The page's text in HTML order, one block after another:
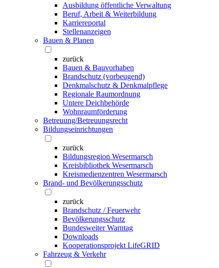
Ausbildung öffentliche Verwaltung
Beruf, Arbeit & Weiterbildung
Karriereportal
Stellenanzeigen
Bauen & Planen
zurück
Bauen & Bauvorhaben
Brandschutz (vorbeugend)
Denkmalschutz & Denkmalpflege
Regionale Raumordnung
Untere Deichbehörde
Wohnraumförderung
Betreuung/Betreuungsrecht
Bildungseinrichtungen
zurück
Bildungsregion Wesermarsch
Kreisbibliothek Wesermarsch
Kreismedienzentren Wesermarsch
Brand- und Bevölkerungsschutz
zurück
Brandschutz / Feuerwehr
Bevölkerungsschutz
Bundesweiter Warntag
Downloads
Kooperationsprojekt LifeGRID
Fahrzeug & Verkehr